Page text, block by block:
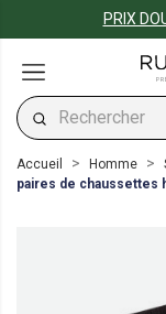
PRIX
Accueil Homme
paires de chaussettes